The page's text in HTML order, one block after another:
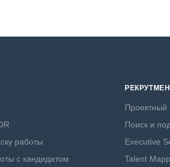
работы
с кандидатом
Проектный
Поиск и
Executive
Talent